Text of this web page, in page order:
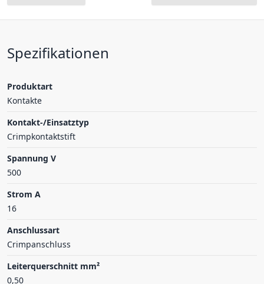
Spezifikationen
Produktart
Kontakte
Kontakt-/Einsatztyp
Crimpkontaktstift
Spannung V
500
Strom A
16
Anschlussart
Crimpanschluss
Leiterquerschnitt mm²
0,50